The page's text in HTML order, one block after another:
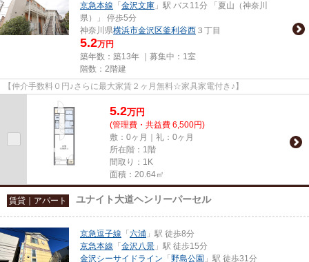
京急本線 「 金沢文庫 」駅 バス11分 「夏山（神奈川
県）」 停歩5分
神奈川県横浜市金沢区釜利谷西 ３丁目
5.2万円
築年数：築13年 ｜募集中： 1室
階数：2階建
【仲介手数料０円♪さらに最大家賃２ヶ月無料☆家具家電付き♪】
5.2万円
(管理費・共益費 6,500円)
敷：0ヶ月｜礼：0ヶ月
所在階：1階
間取り：1K
面積：20.64㎡
賃貸｜アパート ユナイト大道ヘンリーパーセル
京急逗子線 「 六浦 」駅 徒歩8分
京急本線 「 金沢八景 」駅 徒歩15分
金沢シーサイドライン 「 野島公園 」駅 徒歩31分